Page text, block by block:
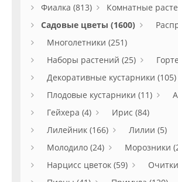
Фиалка (813)
Комнатные
Садовые цветы (1600)
Многолетники (251)
Наборы растений (25)
Декоративные кустарники (105)
Плодовые кустарники (11)
Гейхера (4)
Ирис (84)
Лилейник (166)
Лилии (5)
Молодило (24)
Морозники
Нарцисс цветок (59)